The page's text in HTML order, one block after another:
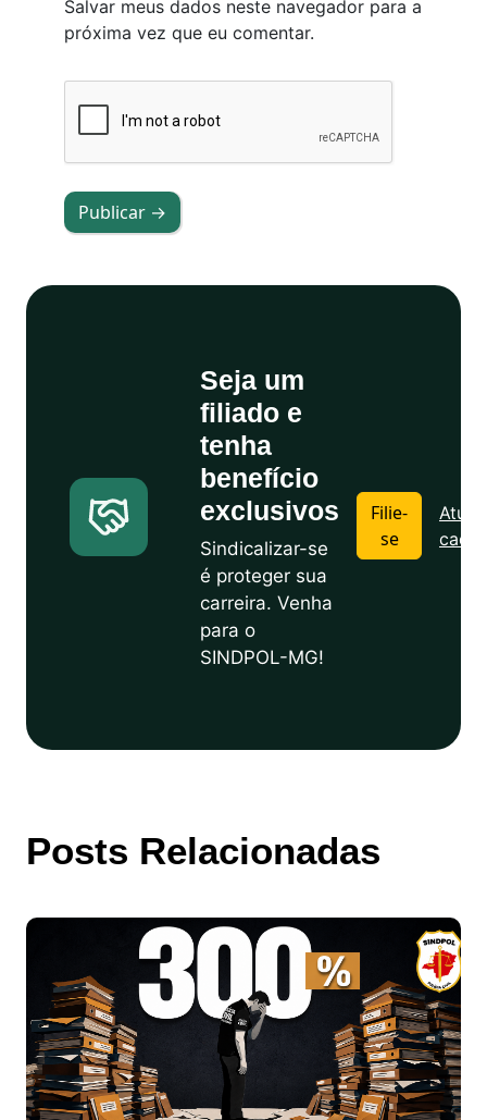
Salvar meus dados neste navegador para a
próxima vez que eu comentar.
Publicar →
Seja um
filiado e
tenha
benefício
exclusivos
Sindicalizar-se
é proteger sua
carreira. Venha
para o
SINDPOL-MG!
Filie-
se
Posts Relacionadas